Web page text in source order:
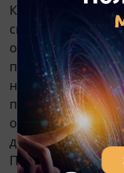
Как и ранее,
специальную
общими нормами
применяющие
подлежащего
осуществлении
деятельности, в
ПСН (подп. 1 п. 11